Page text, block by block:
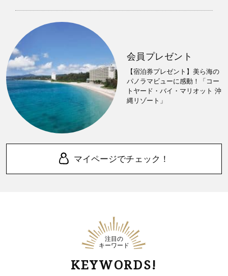
会員プレゼント
【宿泊券プレゼント】美ら海の
パノラマビューに感動！「コー
トヤード・バイ・マリオット 沖
縄リゾート」
マイページでチェック！
注目の
キーワード
KEYWORDS!